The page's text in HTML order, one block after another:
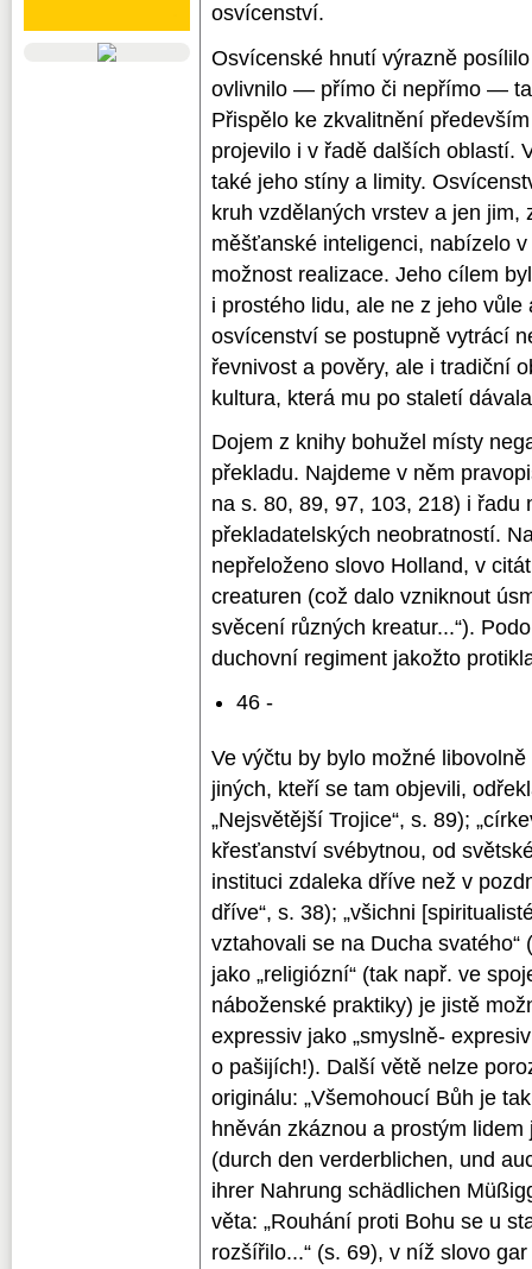
osvícenství.
Osvícenské hnutí výrazně
ovlivnilo — přímo či nepřímo —
Přispělo ke zkvalitnění
projevilo i v řadě dalších oblastí.
také jeho stíny a limity.
kruh vzdělaných vrstev a jen jim,
měšťanské inteligenci, nabízelo
možnost realizace. Jeho cílem
i prostého lidu, ale ne z jeho
osvícenství se postupně vytrácí
řevnivost a pověry, ale i tradiční
kultura, která mu po staletí
Dojem z knihy bohužel místy
překladu. Najdeme v něm
na s. 80, 89, 97, 103, 218) i řadu
překladatelských neobratností.
nepřeloženo slovo Holland, v
creaturen (což dalo vzniknout
svěcení různých kreatur...“).
duchovní regiment jakožto
46 -
Ve výčtu by bylo možné
jiných, kteří se tam objevili,
„Nejsvětější Trojice“, s. 89);
křesťanství svébytnou, od
instituci zdaleka dříve než v
dříve“, s. 38); „všichni
vztahovali se na Ducha
jako „religiózní“ (tak např. ve
náboženské praktiky) je jistě
expressiv jako „smyslně-
o pašijích!). Další větě nelze
originálu: „Všemohoucí Bůh je
hněván zkáznou a prostým lidem
(durch den verderblichen, und
ihrer Nahrung schädlichen
věta: „Rouhání proti Bohu se u
rozšířilo...“ (s. 69), v níž slovo